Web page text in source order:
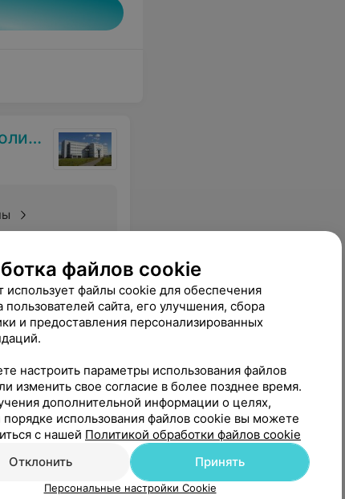
файлов cookie
использует файлы cookie для обеспечения
пользователей сайта, его улучшения, сбора
и предоставления персонализированных
настроить параметры использования файлов
изменить свое согласие в более позднее время.
дополнительной информации о целях,
порядке использования файлов cookie вы можете
с нашей Политикой обработки файлов cookie
Отклонить
Принять
Персональные настройки Cookie